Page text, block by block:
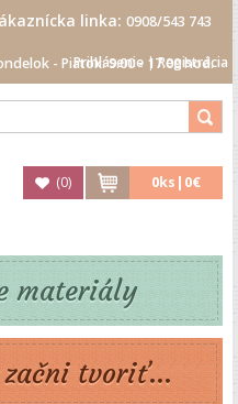
linka: 0908/543 743
- Piatok: 9.00 - 17.00 hod.
Prihlásenie|Registrácia
(0) 0ks| 0€
materiály
tvoriť...